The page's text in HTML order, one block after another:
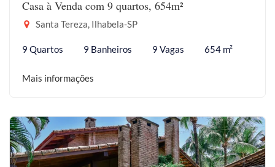
Casa à Venda com 9 quartos, 654m²
Santa Tereza, Ilhabela-SP
9 Quartos 9 Banheiros 9 Vagas 654 m²
Mais informações